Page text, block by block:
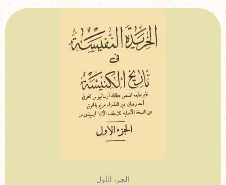
الجزء الأول